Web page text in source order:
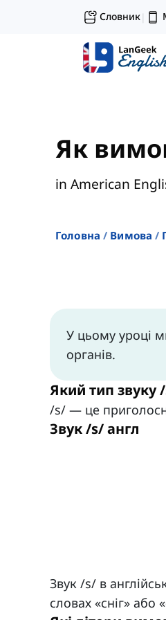
Словник|
Як
in American
Головна Вимова
У цьому уроці
органів.
Який тип звуку
/s/ — це
Звук /s/ англ
Звук /s/ в
словах «сніг» або